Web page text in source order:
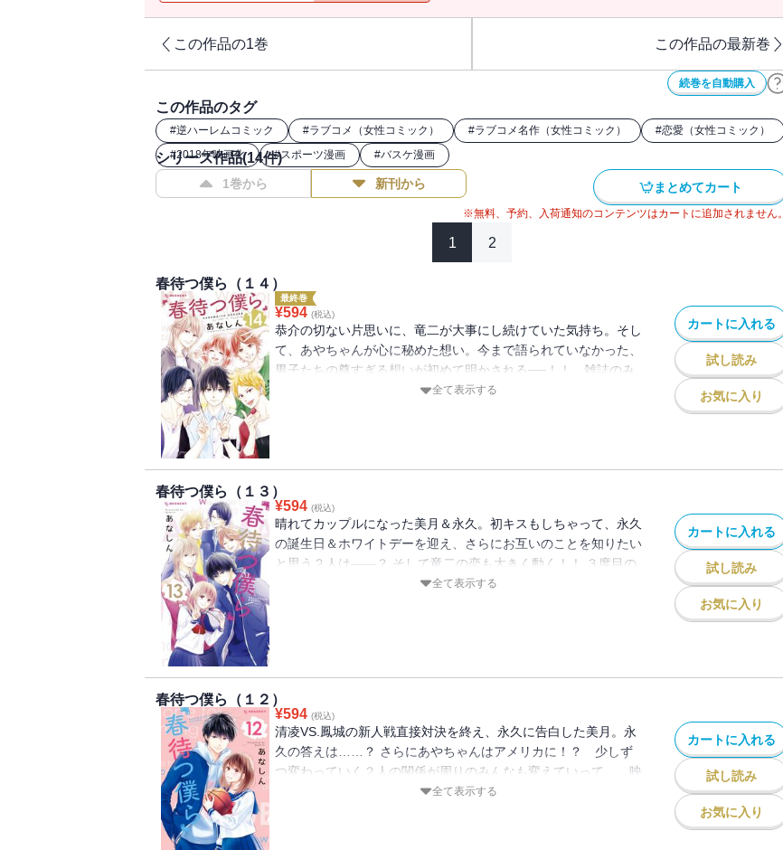
この作品の1巻 この作品の最新巻
続巻を自動購入
この作品のタグ
#逆ハーレムコミック #ラブコメ（女性コミック） #ラブコメ名作（女性コミック） #恋愛（女性コミック）
#2018年映画化 #スポーツ漫画 #バスケ漫画
シリーズ作品(14件)
1巻から 新刊から まとめてカート
※無料、予約、入荷通知のコンテンツはカートに追加されません。
1 2
春待つ僕ら（１４）
最終巻
¥594 (税込)
恭介の切ない片思いに、竜二が大事にし続けていた気持ち。そし
て、あやちゃんが心に秘めた想い。今まで語られていなかった、
男子たちの尊すぎる想いが初めて明かされる──！！ 雑誌のみ
の掲載だった特別番外編も一挙収録！ 大ヒット！笑えてトキめ
全て表示する
カートに入れる
試し読み
お気に入り
春待つ僕ら（１３）
¥594 (税込)
晴れてカップルになった美月＆永久。初キスもしちゃって、永久
の誕生日＆ホワイトデーを迎え、さらにお互いのことを知りたい
と思う２人は――？ そして竜二の恋も大きく動く！！ ３度目の
告白はどうなる！？ 新しくやってきた“春”。新歓祭のスピーチ
全て表示する
カートに入れる
試し読み
お気に入り
春待つ僕ら（１２）
¥594 (税込)
清凌VS.鳳城の新人戦直接対決を終え、永久に告白した美月。永
久の答えは……？ さらにあやちゃんはアメリカに！？ 少しず
つ変わっていく２人の関係が周りのみんなも変えていって…。映
像化もされ、累計部数は４１０万部超！（紙＋電子）笑えてトキ
全て表示する
カートに入れる
試し読み
お気に入り